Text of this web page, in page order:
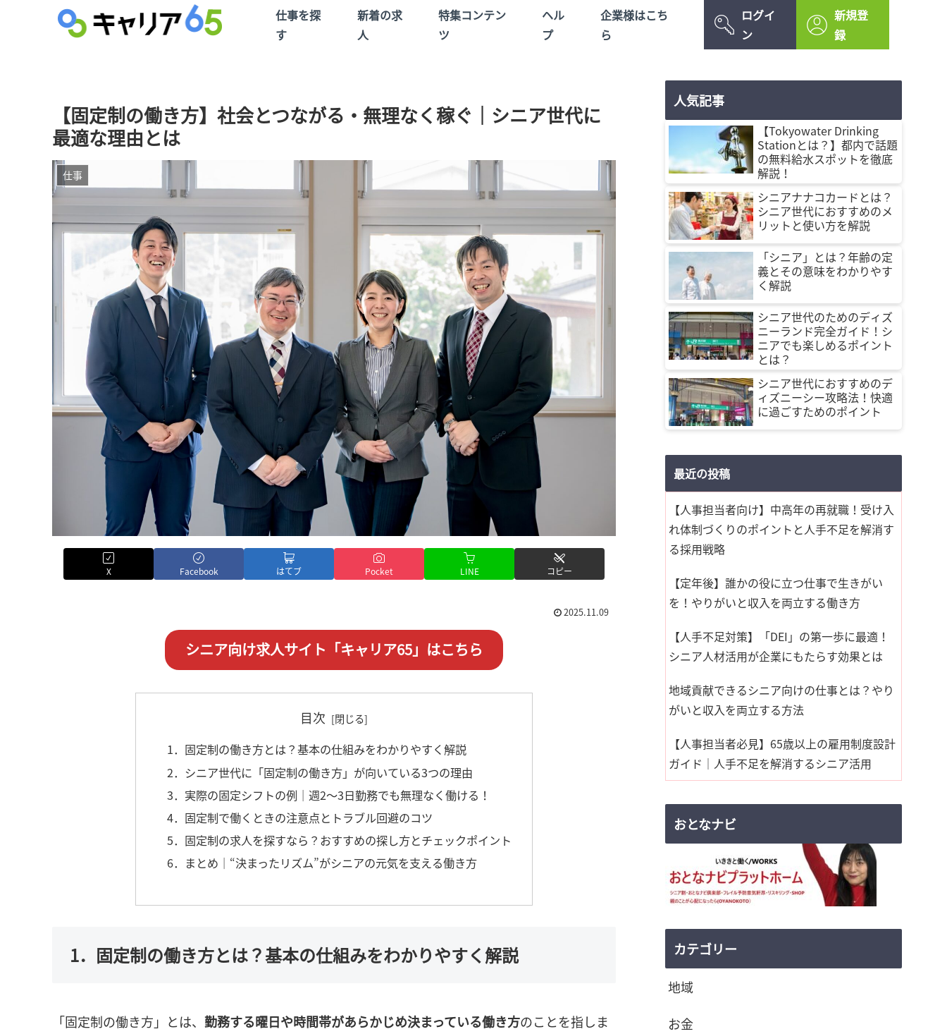
仕事を探
す
新着の求
人
特集コンテン
ツ
ヘル
プ
企業様はこち
ら
ログイ
ン
新規登
録
【固定制の働き方】社会とつながる・無理なく稼ぐ｜シニア世代に
最適な理由とは
仕事
X Facebook はてブ Pocket LINE コピー
2025.11.09
シニア向け求人サイト「キャリア65」はこちら
目次
1．固定制の働き方とは？基本の仕組みをわかりやすく解説
2．シニア世代に「固定制の働き方」が向いている3つの理由
3．実際の固定シフトの例｜週2～3日勤務でも無理なく働ける！
4．固定制で働くときの注意点とトラブル回避のコツ
5．固定制の求人を探すなら？おすすめの探し方とチェックポイント
6．まとめ｜“決まったリズム”がシニアの元気を支える働き方
1．固定制の働き方とは？基本の仕組みをわかりやすく解説
「固定制の働き方」とは、 勤務する曜日や時間帯があらかじめ決まっている働き方のことを指しま
人気記事
【Tokyowater Drinking
Stationとは？】都内で話題
の無料給水スポットを徹底
解説！
シニアナナコカードとは？
シニア世代におすすめのメ
リットと使い方を解説
「シニア」とは？年齢の定
義とその意味をわかりやす
く解説
シニア世代のためのディズ
ニーランド完全ガイド！シ
ニアでも楽しめるポイント
とは？
シニア世代におすすめのデ
ィズニーシー攻略法！快適
に過ごすためのポイント
最近の投稿
【人事担当者向け】中高年の再就職！受け入
れ体制づくりのポイントと人手不足を解消す
る採用戦略
【定年後】誰かの役に立つ仕事で生きがい
を！やりがいと収入を両立する働き方
【人手不足対策】「DEI」の第一歩に最適！
シニア人材活用が企業にもたらす効果とは
地域貢献できるシニア向けの仕事とは？やり
がいと収入を両立する方法
【人事担当者必見】65歳以上の雇用制度設計
ガイド｜人手不足を解消するシニア活用
おとなナビ
カテゴリー
地域
お金